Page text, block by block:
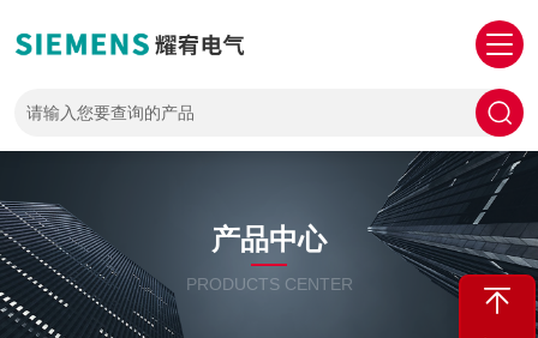
产品中心
PRODUCTS CENTER